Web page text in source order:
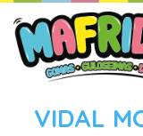
VIDAL